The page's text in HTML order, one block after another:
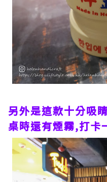
另外是這款十分吸
桌時還有煙霧,打卡